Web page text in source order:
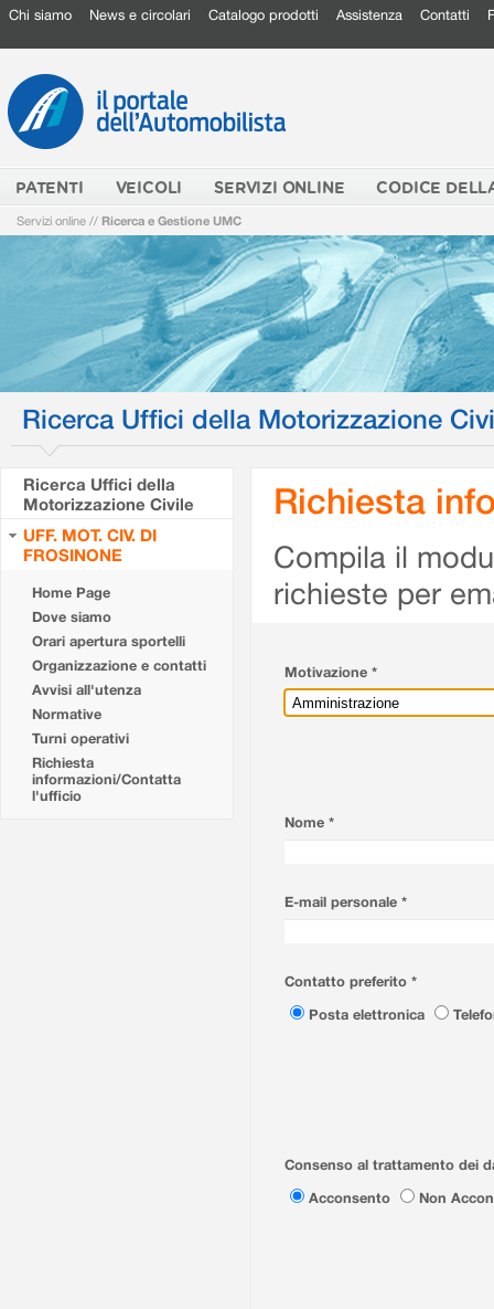
Chi siamo News e circolari Catalogo prodotti Assistenza Contatti
PATENTI VEICOLI SERVIZI ONLINE CODICE
Servizi online // Ricerca e Gestione UMC
Ricerca Uffici della Motorizzazione
Ricerca Uffici della
Motorizzazione Civile
UFF. MOT. CIV. DI
FROSINONE
Home Page
Dove siamo
Orari apertura sportelli
Organizzazione e contatti
Avvisi all'utenza
Normative
Turni operativi
Richiesta
informazioni/Contatta
l'ufficio
Richiesta
Compila il
richieste per
Motivazione *
Nome *
E-mail personale *
Contatto preferito *
Posta elettronica
Consenso al trattamento dei
Acconsento
Non